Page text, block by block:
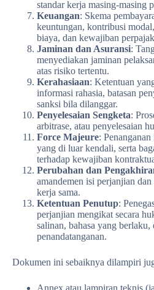
standar kerja masing-masing
Keuangan: Skema
keuntungan, kontribusi
biaya, dan kewajiban
Jaminan dan Asuransi:
menyediakan jaminan
atas risiko tertentu.
Kerahasiaan: Ketentuan
informasi rahasia, batasan
sanksi bila dilanggar.
Penyelesaian Sengketa:
arbitrase, atau penyelesaian
Force Majeure:
yang di luar kendali, serta
terhadap kewajiban
Perubahan dan
amandemen isi perjanjian
kerja sama.
Ketentuan Penutup:
perjanjian mengikat secara
salinan, bahasa yang berlaku,
penandatanganan.
Dokumen ini sebaiknya dilampiri